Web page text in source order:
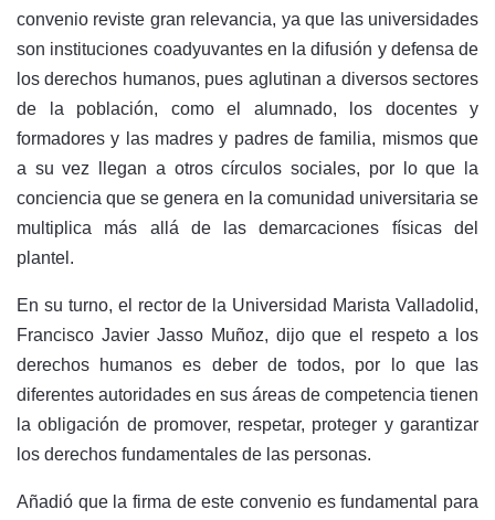
convenio reviste gran relevancia, ya que las universidades
son instituciones coadyuvantes en la difusión y defensa de
los derechos humanos, pues aglutinan a diversos sectores
de la población, como el alumnado, los docentes y
formadores y las madres y padres de familia, mismos que
a su vez llegan a otros círculos sociales, por lo que la
conciencia que se genera en la comunidad universitaria se
multiplica más allá de las demarcaciones físicas del
plantel.
En su turno, el rector de la Universidad Marista Valladolid,
Francisco Javier Jasso Muñoz, dijo que el respeto a los
derechos humanos es deber de todos, por lo que las
diferentes autoridades en sus áreas de competencia tienen
la obligación de promover, respetar, proteger y garantizar
los derechos fundamentales de las personas.
Añadió que la firma de este convenio es fundamental para